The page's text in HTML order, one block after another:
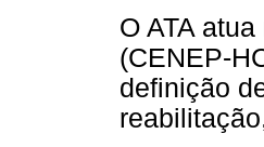
O ATA
(CENEP-
definição